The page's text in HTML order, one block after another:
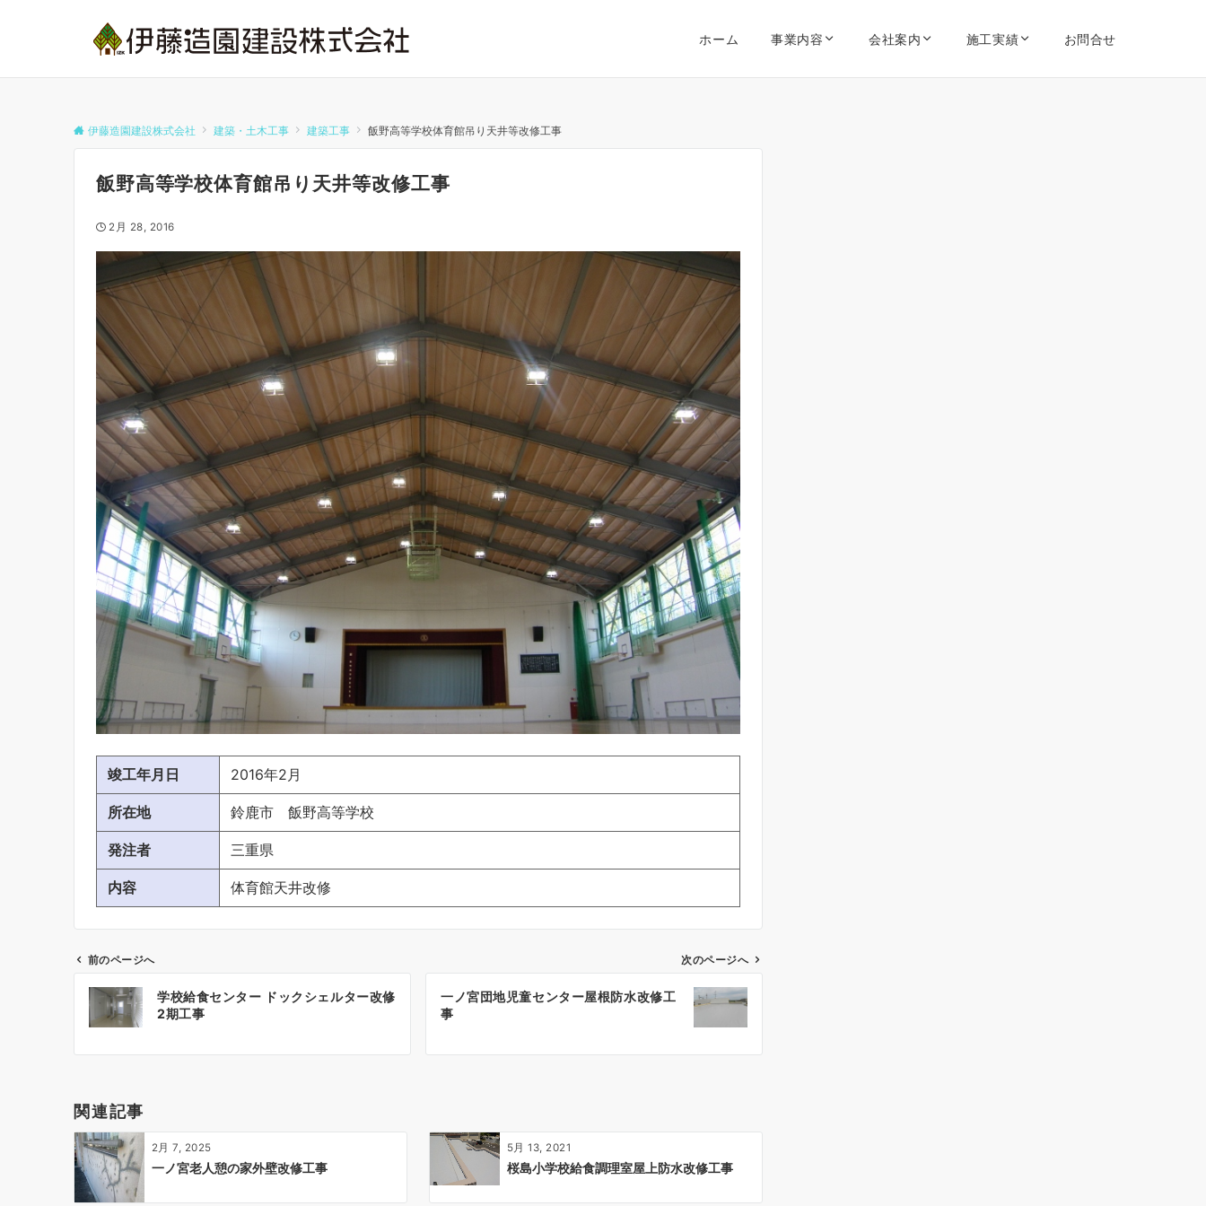
ホーム 事業内容 会社案内 施工実績 お問合せ
伊藤造園建設株式会社 建築・土木工事 建築工事 飯野高等学校体育館吊り天井等改修工事
飯野高等学校体育館吊り天井等改修工事
2月 28, 2016
竣工年月日 2016年2月
所在地 鈴鹿市 飯野高等学校
発注者 三重県
内容 体育館天井改修
ビ
シ
ョ
ン
前のページへ
学校給食センター ドックシェルター改修
2期工事
次のページへ
一ノ宮団地児童センター屋根防水改修工
事
関連記事
2月 7, 2025
一ノ宮老人憩の家外壁改修工事
5月 13, 2021
桜島小学校給食調理室屋上防水改修工事